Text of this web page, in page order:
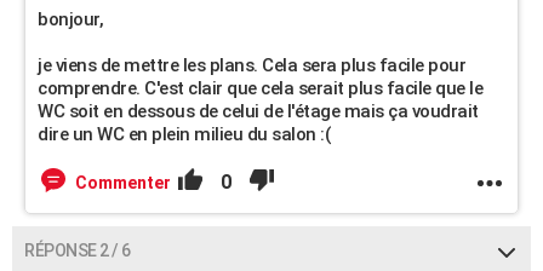
bonjour,
je viens de mettre les plans. Cela sera plus facile pour
comprendre. C'est clair que cela serait plus facile que le
WC soit en dessous de celui de l'étage mais ça voudrait
dire un WC en plein milieu du salon :(
Commenter 0
RÉPONSE 2 / 6